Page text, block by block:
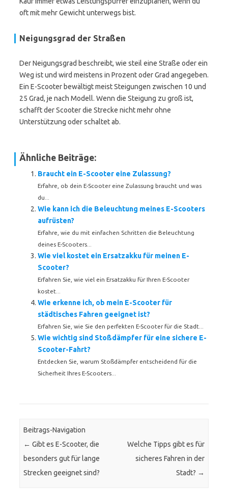
oft mit mehr Gewicht unterwegs bist.
Neigungsgrad der Straßen
Der Neigungsgrad beschreibt, wie steil eine Straße oder ein
Weg ist und wird meistens in Prozent oder Grad angegeben.
Ein E-Scooter bewältigt meist Steigungen zwischen 10 und
25 Grad, je nach Modell. Wenn die Steigung zu groß ist,
schafft der Scooter die Strecke nicht mehr ohne
Unterstützung oder schaltet ab.
Ähnliche Beiträge:
Braucht ein E-Scooter eine Zulassung?
Erfahre, ob dein E-Scooter eine Zulassung braucht und was
du...
Wie kann ich die Beleuchtung meines E-Scooters
aufrüsten?
Erfahre, wie du mit einfachen Schritten die Beleuchtung
deines E-Scooters...
Wie viel kostet ein Ersatzakku für meinen E-
Scooter?
Erfahren Sie, wie viel ein Ersatzakku für Ihren E-Scooter
kostet...
Wie erkenne ich, ob mein E-Scooter für
städtisches Fahren geeignet ist?
Erfahren Sie, wie Sie den perfekten E-Scooter für die Stadt...
Wie wichtig sind Stoßdämpfer für eine sichere E-
Scooter-Fahrt?
Entdecken Sie, warum Stoßdämpfer entscheidend für die
Sicherheit Ihres E-Scooters...
Beitrags-Navigation
← Gibt es E-Scooter, die
besonders gut für lange
Strecken geeignet sind?
Welche Tipps gibt es für
sicheres Fahren in der
Stadt? →